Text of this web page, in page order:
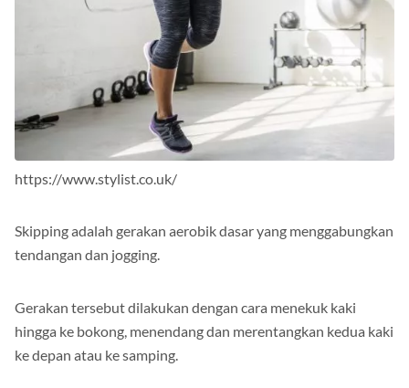
https://www.stylist.co.uk/
Skipping adalah gerakan aerobik dasar yang menggabungkan
tendangan dan jogging.
Gerakan tersebut dilakukan dengan cara menekuk kaki
hingga ke bokong, menendang dan merentangkan kedua kaki
ke depan atau ke samping.